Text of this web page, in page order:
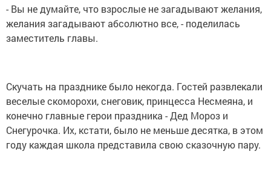
- Вы не думайте, что взрослые не загадывают желания,
желания загадывают абсолютно все, - поделилась
заместитель главы.
Скучать на празднике было некогда. Гостей развлекали
веселые скоморохи, снеговик, принцесса Несмеяна, и
конечно главные герои праздника - Дед Мороз и
Снегурочка. Их, кстати, было не меньше десятка, в этом
году каждая школа представила свою сказочную пару.